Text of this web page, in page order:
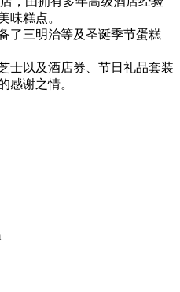
味糕点。
了三明治等及圣诞季节蛋糕
士以及酒店券、节日礼品套装
感谢之情。